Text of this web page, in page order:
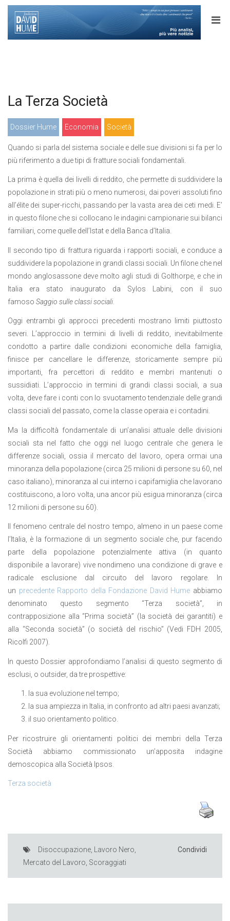
La Terza Società
Dossier Hume Economia Società
Quando si parla del sistema sociale e delle sue divisioni si fa per lo
più riferimento a due tipi di fratture sociali fondamentali.
La prima è quella dei livelli di reddito, che permette di suddividere la
popolazione in strati più o meno numerosi, dai poveri assoluti fino
all’élite dei super-ricchi, passando per la vasta area dei ceti medi. E’
in questo filone che si collocano le indagini campionarie sui bilanci
familiari, come quelle dell’Istat e della Banca d’Italia.
Il secondo tipo di frattura riguarda i rapporti sociali, e conduce a
suddividere la popolazione in grandi classi sociali. Un filone che nel
mondo anglosassone deve molto agli studi di Golthorpe, e che in
Italia era stato inaugurato da Sylos Labini, con il suo
famoso Saggio sulle classi sociali
Oggi entrambi gli approcci precedenti mostrano limiti piuttosto
severi. L’approccio in termini di livelli di reddito, inevitabilmente
condotto a partire dalle condizioni economiche della famiglia,
finisce per cancellare le differenze, storicamente sempre più
importanti, fra percettori di reddito e membri mantenuti o
sussidiati. L’approccio in termini di grandi classi sociali, a sua
volta, deve fare i conti con lo svuotamento tendenziale delle grandi
classi sociali del passato, come la classe operaia e i contadini.
Ma la difficoltà fondamentale di un’analisi attuale delle divisioni
sociali sta nel fatto che oggi nel luogo centrale che genera le
differenze sociali, ossia il mercato del lavoro, opera ormai una
minoranza della popolazione (circa 25 milioni di persone su 60, nel
caso italiano), minoranza al cui interno i capifamiglia che lavorano
costituiscono, a loro volta, una ancor più esigua minoranza (circa
12 milioni di persone su 60).
Il fenomeno centrale del nostro tempo, almeno in un paese come
l’Italia, è la formazione di un segmento sociale che, pur facendo
parte della popolazione potenzialmente attiva (in quanto
disponibile a lavorare) vive nondimeno una condizione di grave e
radicale esclusione dal circuito del lavoro regolare. In
un precedente Rapporto della Fondazione David Hume abbiamo
denominato questo segmento “Terza società”, in
contrapposizione alla “Prima società” (la società dei garantiti) e
alla “Seconda società” (o società del rischio” (Vedi FDH 2005,
Ricolfi 2007).
In questo Dossier approfondiamo l’analisi di questo segmento di
esclusi, o outsider, da tre prospettive:
la sua evoluzione nel tempo;
la sua ampiezza in Italia, in confronto ad altri paesi avanzati;
il suo orientamento politico.
Per ricostruire gli orientamenti politici dei membri della Terza
Società abbiamo commissionato un’apposita indagine
demoscopica alla Società Ipsos.
Terza società
Disoccupazione Lavoro Nero
Mercato del Lavoro Scoraggiati
Condividi